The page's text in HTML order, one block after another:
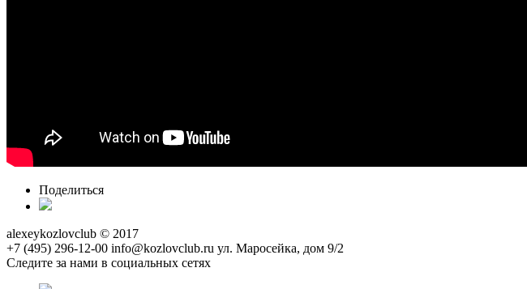
Поделиться
alexeykozlovclub © 2017
+7 (495) 296-12-00 info@kozlovclub.ru ул. Маросейка, дом 9/2
Следите за нами в социальных сетях